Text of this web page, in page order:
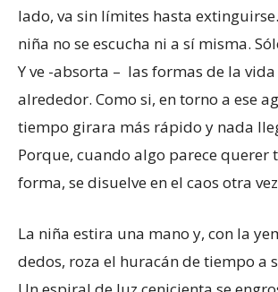
lado, va sin límites hasta
niña no se escucha ni a sí misma.
Y ve -absorta – las formas de la vida
alrededor. Como si, en torno a ese
tiempo girara más rápido y nada
Porque, cuando algo parece querer
forma, se disuelve en el caos otra
La niña estira una mano y, con la
dedos, roza el huracán de tiempo a